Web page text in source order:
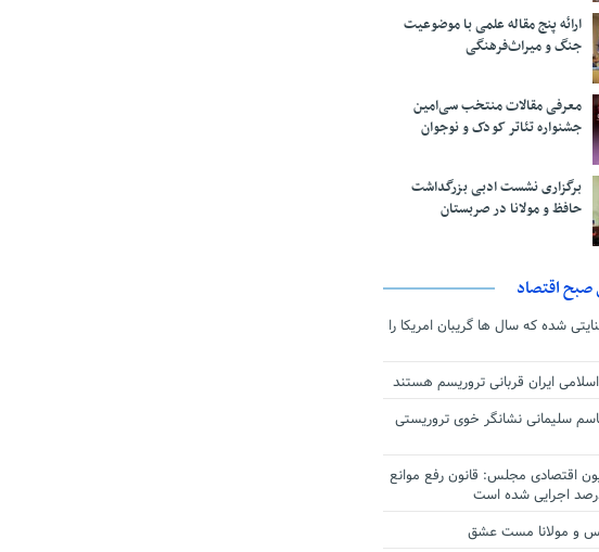
ارائه پنج مقاله علمی با موضوعیت
جنگ و میراث‌فرهنگی
معرفی مقالات منتخب سی‌امین
جشنواره تئاتر کودک و نوجوان
برگزاری نشست ادبی بزرگداشت
حافظ و مولانا در صربستان
اقتصاد
شده که سال ها گریبان امریکا را
ایران قربانی تروریسم هستند
سلیمانی نشانگر خوی تروریستی
اقتصادی مجلس: قانون رفع موانع
و مولانا مست عشق